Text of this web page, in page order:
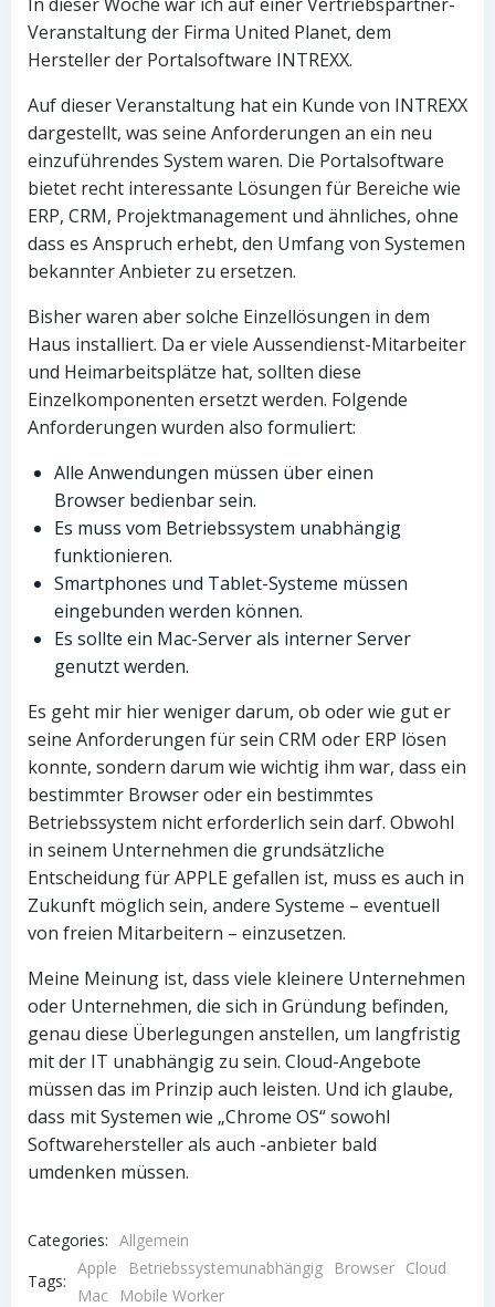
Veranstaltung der Firma United Planet, dem
Hersteller der Portalsoftware INTREXX.
Auf dieser Veranstaltung hat ein Kunde von INTREXX
dargestellt, was seine Anforderungen an ein neu
einzuführendes System waren. Die Portalsoftware
bietet recht interessante Lösungen für Bereiche wie
ERP, CRM, Projektmanagement und ähnliches, ohne
dass es Anspruch erhebt, den Umfang von Systemen
bekannter Anbieter zu ersetzen.
Bisher waren aber solche Einzellösungen in dem
Haus installiert. Da er viele Aussendienst-Mitarbeiter
und Heimarbeitsplätze hat, sollten diese
Einzelkomponenten ersetzt werden. Folgende
Anforderungen wurden also formuliert:
Alle Anwendungen müssen über einen
Browser bedienbar sein.
Es muss vom Betriebssystem unabhängig
funktionieren.
Smartphones und Tablet-Systeme müssen
eingebunden werden können.
Es sollte ein Mac-Server als interner Server
genutzt werden.
Es geht mir hier weniger darum, ob oder wie gut er
seine Anforderungen für sein CRM oder ERP lösen
konnte, sondern darum wie wichtig ihm war, dass ein
bestimmter Browser oder ein bestimmtes
Betriebssystem nicht erforderlich sein darf. Obwohl
in seinem Unternehmen die grundsätzliche
Entscheidung für APPLE gefallen ist, muss es auch in
Zukunft möglich sein, andere Systeme – eventuell
von freien Mitarbeitern – einzusetzen.
Meine Meinung ist, dass viele kleinere Unternehmen
oder Unternehmen, die sich in Gründung befinden,
genau diese Überlegungen anstellen, um langfristig
mit der IT unabhängig zu sein. Cloud-Angebote
müssen das im Prinzip auch leisten. Und ich glaube,
dass mit Systemen wie „Chrome OS“ sowohl
Softwarehersteller als auch -anbieter bald
umdenken müssen.
Categories: Allgemein
Tags:
Apple Betriebssystemunabhängig Browser Cloud
Mac
Mobile Worker